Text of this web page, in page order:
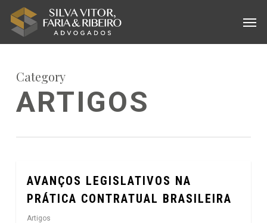
Skip
Category
ARTIGOS
AVANÇOS LEGISLATIVOS NA
PRÁTICA CONTRATUAL BRASILEIRA
Artigos